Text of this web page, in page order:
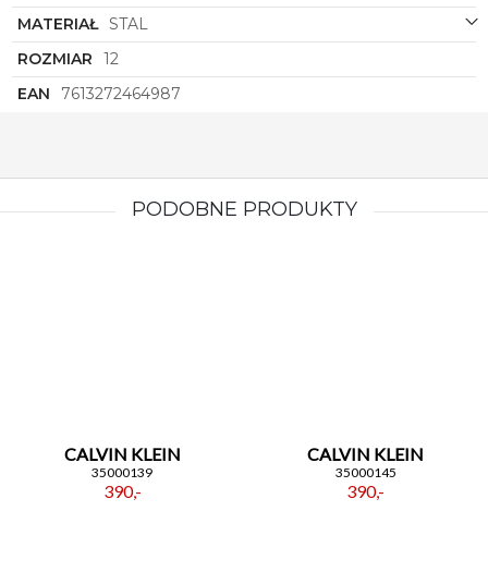
MATERIAŁ STAL
ROZMIAR
12
EAN
7613272464987
PODOBNE PRODUKTY
CALVIN KLEIN
35000139
390,-
CALVIN KLEIN
35000145
390,-